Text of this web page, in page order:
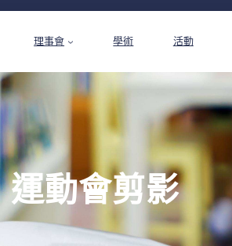
理事會 學術 活動
運動會剪影